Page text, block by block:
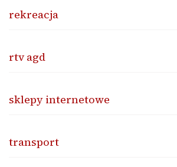
rekreacja
rtv agd
sklepy internetowe
transport